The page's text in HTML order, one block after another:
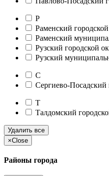
Р
Раменский
Раменский
Рузский городской
Рузский
С
Сергиево-Посадский
Т
Талдомский
Удалить все
×Close
Районы города